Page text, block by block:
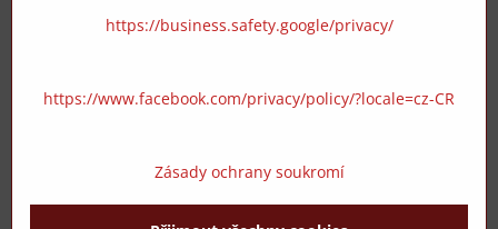
https://business.safety.google/privacy/
https://www.facebook.com/privacy/policy/?locale=cz-CR
Zásady ochrany soukromí